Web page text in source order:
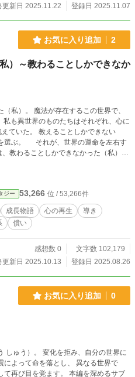
更新日 2025.11.22
登録日 2025.11.07
お気に入り追加 2
）～教わることしかできなか
この世界で、
としかできない
命を左右す
業録。
ジー 53,266 位 / 53,266件
成長物語 心の再生
導き
償い
感想数 0
文字数 102,179
更新日 2025.10.13
登録日 2025.08.26
お気に入り追加 0
しゅう）。 変化を拒み、自分の世界に
によって命を落とし、 異なる世界で
て再び目を覚ます。 本編を深めるサブ